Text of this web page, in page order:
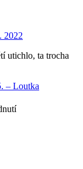
2022
utichlo, ta trocha
– Loutka